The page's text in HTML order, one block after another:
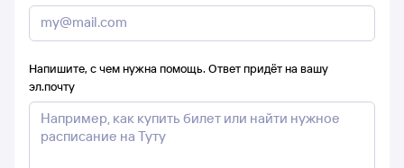
Напишите, с чем нужна помощь. Ответ придёт на вашу
эл.почту